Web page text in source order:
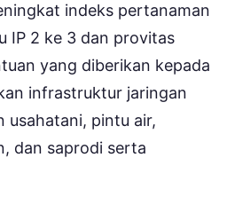
indeks pertanaman
IP 2 ke 3 dan provitas
yang diberikan kepada
infrastruktur jaringan
usahatani, pintu air,
dan saprodi serta